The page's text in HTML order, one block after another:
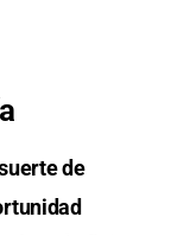
de